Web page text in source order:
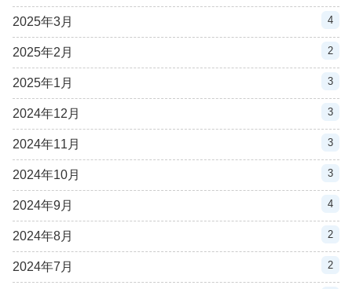
2025年3月 4
2025年2月 2
2025年1月 3
2024年12月 3
2024年11月 3
2024年10月 3
2024年9月 4
2024年8月 2
2024年7月 2